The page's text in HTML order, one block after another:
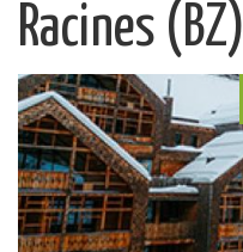
Racines (BZ)